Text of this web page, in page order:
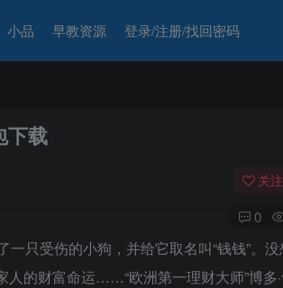
小品 早教资源 登录/注册/找回密码
下载
关注
0
只受伤的小狗，并给它取名叫“钱钱”。
的财富命运……“欧洲第一理财大师”博多